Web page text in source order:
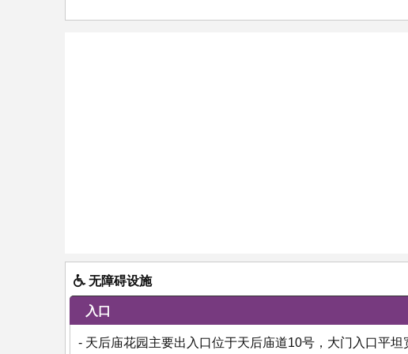
无障碍设施
入口
- 天后庙花园主要出入口位于天后庙道10号，大门入口平坦